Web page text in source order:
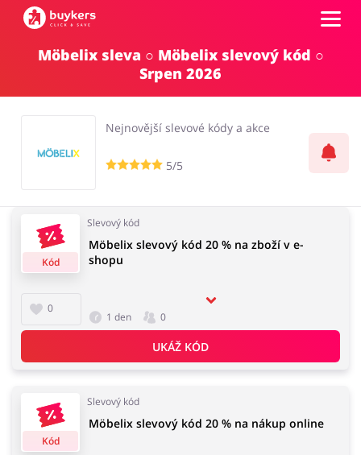
Kancelářské potřeby
Šperky a hodinky
Dům, interiér a zahrada
Knihy, filmy, hry a hudba Erotika
Obchody
Möbelix sleva ○ Möbelix slevový kód ○
Srpen 2026
Nejnovější slevové kódy a akce
5/5
Kód
Slevový kód
0
Möbelix slevový kód 20 % na zboží v e-
shopu
1 den 0
UKÁŽ KÓD
Kód
Slevový kód
Möbelix slevový kód 20 % na nákup online